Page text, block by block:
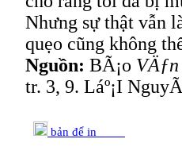
Nhưng sự thật vẫn
quẹo cũng không
Nguồn: BÃ¡o
tr. 3, 9. Láº¡I
bản để in